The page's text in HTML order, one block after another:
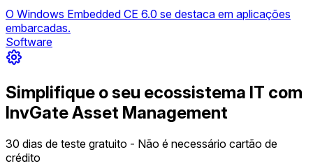
O Windows Embedded CE 6.0 se destaca em aplicações
embarcadas.
Software
Simplifique o seu ecossistema IT com
InvGate Asset Management
30 dias de teste gratuito - Não é necessário cartão de
crédito